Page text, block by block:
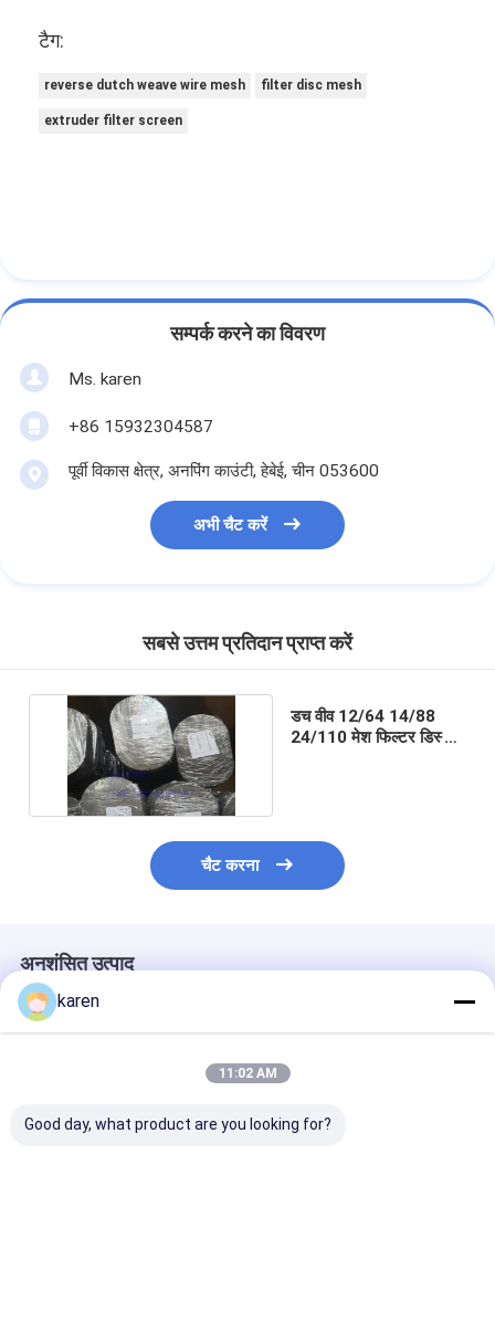
टैग:
reverse dutch weave wire mesh filter disc mesh
extruder filter screen
सम्पर्क करने का विवरण
Ms. karen
+86 15932304587
पूर्वी विकास क्षेत्र, अनपिंग काउंटी, हेबेई, चीन 053600
अभी चैट करें
सबसे उत्तम प्रतिदान प्राप्त करें
डच वीव 12/64 14/88
24/110 मेश फिल्टर डिस्क
चैट करना
अनुशंसित उत्पाद
karen
11:02 AM
Good day, what product are you looking for?